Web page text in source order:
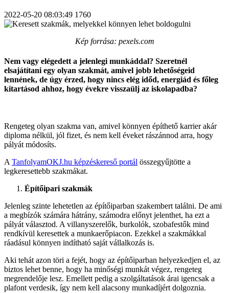
2022-05-20 08:03:49 1760
Kép forrása: pexels.com
Nem vagy elégedett a jelenlegi munkáddal? Szeretnél
elsajátítani egy olyan szakmát, amivel jobb lehetőségeid
lennének, de úgy érzed, hogy nincs elég időd, energiád és főleg
kitartásod ahhoz, hogy évekre visszaülj az iskolapadba?
Rengeteg olyan szakma van, amivel könnyen építhető karrier akár
diploma nélkül, jól fizet, és nem kell éveket rászánnod arra, hogy
pályát módosíts.
A TanfolyamOKJ.hu képzéskereső portál összegyűjtötte a
legkeresettebb szakmákat.
Építőipari szakmák
Jelenleg szinte lehetetlen az építőiparban szakembert találni. De ami
a megbízók számára hátrány, számodra előnyt jelenthet, ha ezt a
pályát választod. A villanyszerelők, burkolók, szobafestők mind
rendkívül keresettek a munkaerőpiacon. Ezekkel a szakmákkal
ráadásul könnyen indítható saját vállalkozás is.
Aki tehát azon töri a fejét, hogy az építőiparban helyezkedjen el, az
biztos lehet benne, hogy ha minőségi munkát végez, rengeteg
megrendelője lesz. Emellett pedig a szolgáltatások árai igencsak a
plafont verdesik, így nem kell alacsony munkadíjért dolgoznia.